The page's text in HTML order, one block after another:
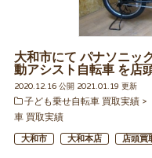
大和市にて パナソニッ
動アシスト自転車 を店
2020.12.16 公開 2021.01.19 更新
子ども乗せ自転車 買取実績
車 買取実績
大和市 大和本店 店頭買